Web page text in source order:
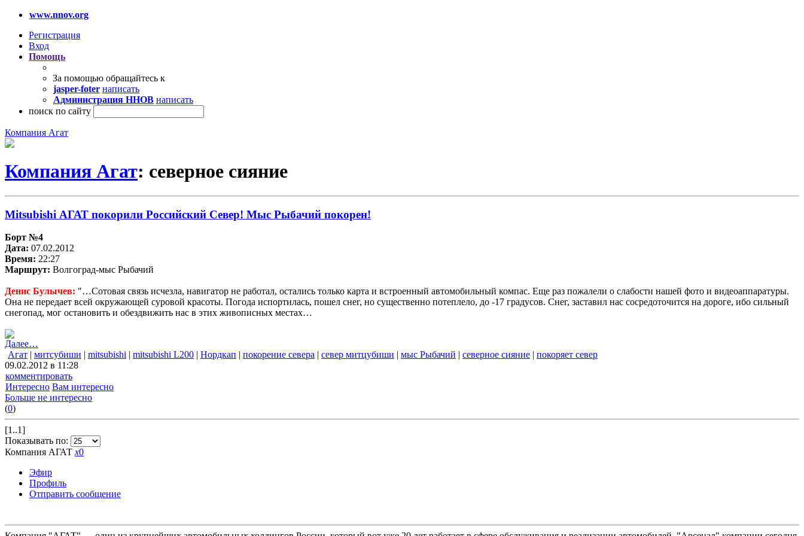
www.nnov.org
Регистрация
Вход
Помощь
За помощью обращайтесь к
jasper-foter написать
Администрация ННОВ написать
поиск по сайту
Компания Агат
Компания Агат: северное сияние
Mitsubishi АГАТ покорили Российский Север! Мыс Рыбачий покорен!
Борт №4
Дата: 07.02.2012
Время: 22:27
Маршрут: Волгоград-мыс Рыбачий
Денис Булычев: "…Сотовая связь исчезла, навигатор не работал, остались только карта и встроенный автомобильный компас. Еще раз пожалели о слабости нашей фото и видеоаппаратуры.
Она не передает всей окружающей суровой красоты. Погода испортилась, пошел снег, но существенно потеплело, до -17 градусов. Снег, заставил нас сосредоточится на дороге, ибо сильный
снегопад, мог остановить и обездвижить нас в этих живописных местах…
Далее…
Агат | митсубиши | mitsubishi | mitsubishi L200 | Нордкап | покорение севера | север митцубиши | мыс Рыбачий | северное сияние | покоряет север
09.02.2012 в 11:28
комментировать
Интересно Вам интересно
Больше не интересно
(0)
[1..1]
Показывать по:
Компания АГАТ x0
Эфир
Профиль
Отправить сообщение